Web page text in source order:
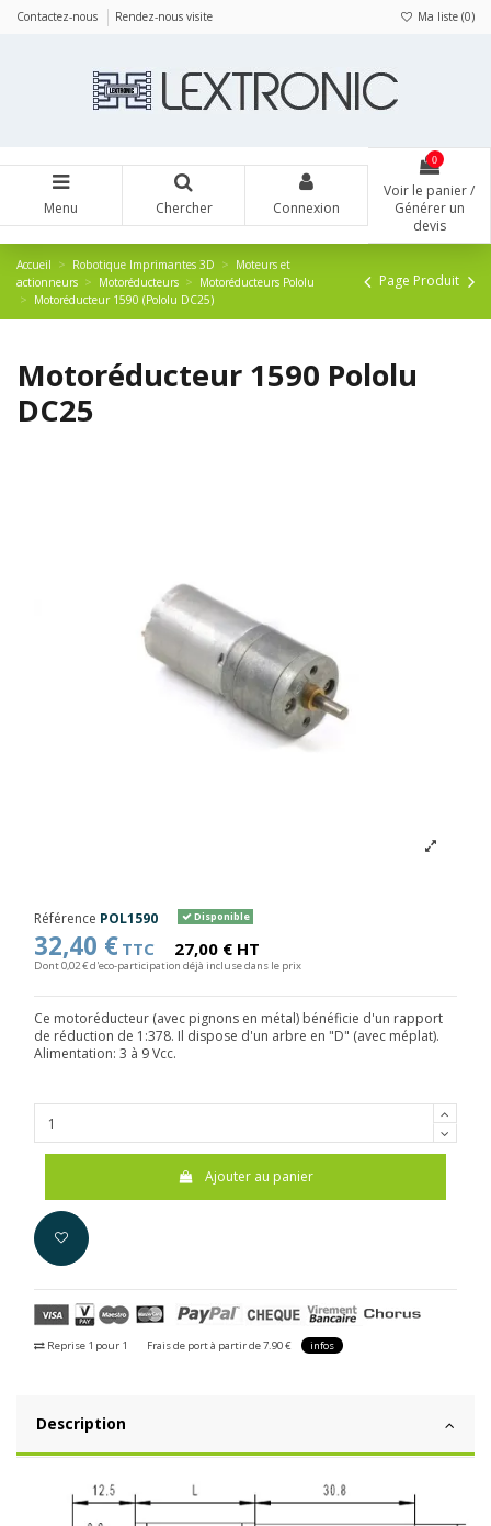
Contactez-nous Rendez-nous visite Ma liste (0)
Menu Chercher Connexion
0
Voir le panier /
Générer un
devis
Accueil Robotique Imprimantes 3D
Moteurs et
actionneurs
Motoréducteurs
Motoréducteurs Pololu
Motoréducteur 1590 (Pololu DC25)
Page Produit
Motoréducteur 1590 Pololu
DC25
Référence POL1590 Disponible
32,40 € TTC 27,00 € HT
Dont 0,02 € d'eco-participation déjà incluse dans le prix
Ce motoréducteur (avec pignons en métal) bénéficie d'un rapport
de réduction de 1:378. Il dispose d'un arbre en "D" (avec méplat).
Alimentation: 3 à 9 Vcc.
Ajouter au panier
Reprise 1 pour 1 Frais de port à partir de 7.90 € infos
Description
Panneau de gestion des cookies